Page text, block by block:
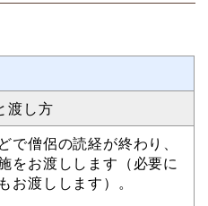
渡し方
で僧侶の読経が終わり、
をお渡しします（必要に
お渡しします）。